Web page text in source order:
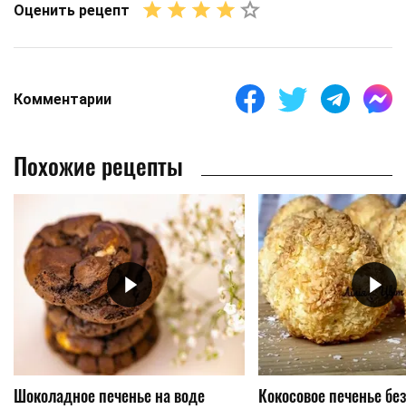
Оценить рецепт
Комментарии
Похожие рецепты
Шоколадное печенье на воде Кокосовое печенье